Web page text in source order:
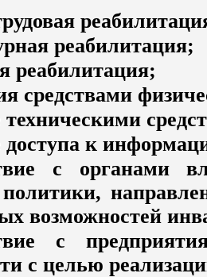
реабилитация;
реабилитация;
средствами
техническими
доступа к
с органами
политики,
возможностей
с
с целью